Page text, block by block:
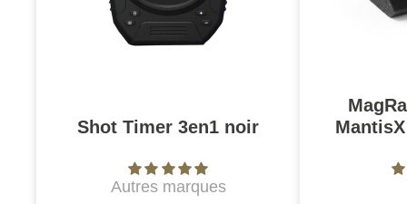
Shot Timer 3en1 noir
Autres marques